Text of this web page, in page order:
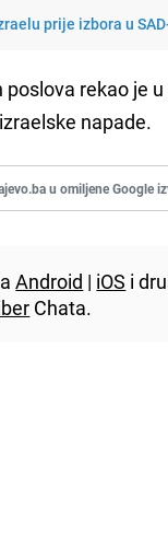
prije izbora u
rekao je
napade.
u omiljene Google
Android | iOS i
Chata.